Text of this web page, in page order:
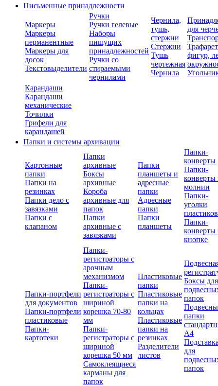
Письменные принадлежности
Маркеры
Маркеры
перманентные
Маркеры для
досок
Текстовыделители
Ручки
Ручки гелевые
Наборы
пишущих
принадлежностей
Ручки со
стираемыми
чернилами
Чернила,
тушь,
стержни
Стержни
Тушь
чертежная
Чернила
для
фигур,
Карандаши
Карандаши
механические
Точилки
Грифели для
карандашей
Папки и системы архивации
Картонные
папки
Папки на
резинках
Папки дело с
завязками
Папки с
клапаном
Папки
архивные
Боксы
архивные
Короба
архивные для
папок
Папки
архивные с
завязками
Папки
планшеты и
адресные
папки
Адресные
папки
Папки
планшеты
Папки-
конверты
Папки-
конверты
молнии
Папки-
уголки
Папки-
конверты
кнопке
Папки-портфели
для документов
Папки-портфели
пластиковые
Папки-
картотеки
Папки-
регистраторы с
арочным
механизмом
Папки-
регистраторы с
шириной
корешка 70-80
мм
Папки-
регистраторы с
шириной
корешка 50 мм
Самоклеящиеся
карманы для
папок
Пластиковые
папки
Пластиковые
папки на
кольцах
Пластиковые
папки на
резинках
Разделители
листов
Боксы для
папок
папки
А4
для
папок